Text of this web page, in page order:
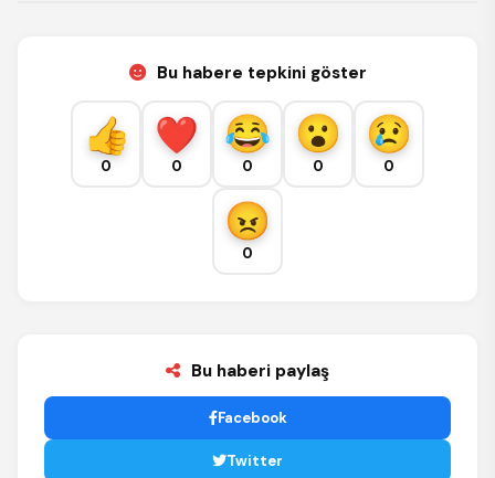
Bu habere tepkini göster
0 0 0 0 0
0
Bu haberi paylaş
Facebook
Twitter